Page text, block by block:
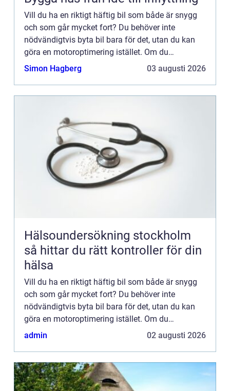
Vill du ha en riktigt häftig bil som både är snygg
och som går mycket fort? Du behöver inte
nödvändigtvis byta bil bara för det, utan du kan
göra en motoroptimering istället. Om du
dessutom väljer till lite extra snygga tillbehör
Simon Hagberg 03 augusti 2026
Hälsoundersökning stockholm
så hittar du rätt kontroller för din
hälsa
Vill du ha en riktigt häftig bil som både är snygg
och som går mycket fort? Du behöver inte
nödvändigtvis byta bil bara för det, utan du kan
göra en motoroptimering istället. Om du
dessutom väljer till lite extra snygga tillbehör
admin 02 augusti 2026